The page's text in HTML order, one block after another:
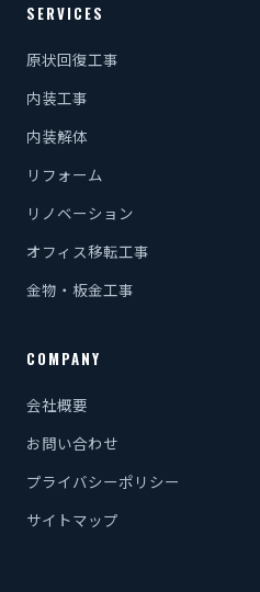
SERVICES
原状回復工事
内装工事
内装解体
リフォーム
リノベーション
オフィス移転工事
金物・板金工事
COMPANY
会社概要
お問い合わせ
プライバシーポリシー
サイトマップ